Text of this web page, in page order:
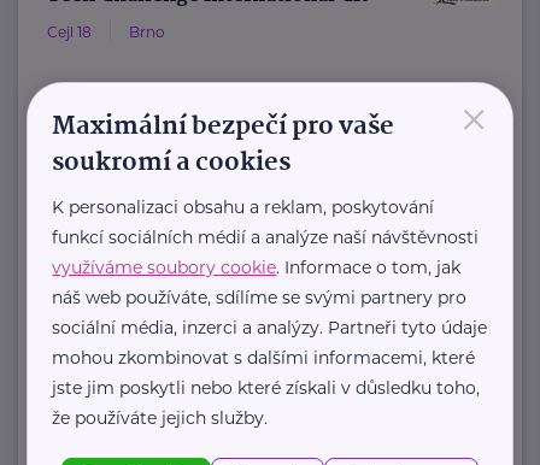
Cejl 18 Brno
Teen Challenge ČR patří do sítě
služeb mezinárodní křesťanské
organizace Teen Challenge.
Organizace byla založena ...
www.teenchallenge.cz
+420 775 556 634
marsalova@teenchallenge.cz
Zobrazit přehled společností
×
Maximální bezpečí pro vaše
soukromí a cookies
K personalizaci obsahu a reklam, poskytování
funkcí sociálních médií a analýze naší návštěvnosti
využíváme soubory cookie. Informace o tom, jak
náš web používáte, sdílíme se svými partnery pro
sociální média, inzerci a analýzy. Partneři tyto údaje
mohou zkombinovat s dalšími informacemi, které
jste jim poskytli nebo které získali v důsledku toho,
že používáte jejich služby.